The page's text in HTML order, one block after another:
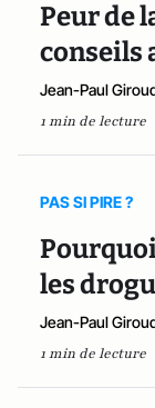
Peur de
conseils
Jean-Paul
1 min de lecture
PAS SI PIRE ?
les
Jean-Paul
1 min de lecture